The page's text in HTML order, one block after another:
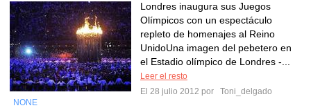
Londres inaugura sus Juegos
Olímpicos con un espectáculo
repleto de homenajes al Reino
UnidoUna imagen del pebetero en
el Estadio olímpico de Londres -...
Leer el resto
El 28 julio 2012 por
Toni_delgado
NONE